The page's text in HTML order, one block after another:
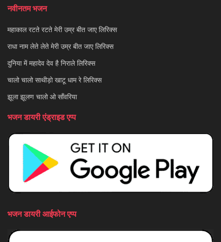
नवीनतम भजन
महाकाल रटते रटते मेरी उम्र बीत जाए लिरिक्स
राधा नाम लेते लेते मेरी उम्र बीत जाए लिरिक्स
दुनिया में महादेव देव है निराले लिरिक्स
चालो चालो साथीड़ो खाटू धाम रे लिरिक्स
झूला झूलण चालो ओ साँवरिया
भजन डायरी एंड्राइड एप्प
भजन डायरी आईफोन एप्प